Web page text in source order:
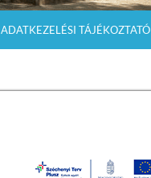
ADATKEZELÉSI TÁJÉKOZTATÓ